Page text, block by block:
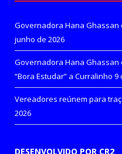
Governadora Hana Ghassan
junho de 2026
Governadora Hana
“Bora Estudar” a Curralinho 9
Vereadores reúnem para
2026
DESENVOLVIDO POR CR2